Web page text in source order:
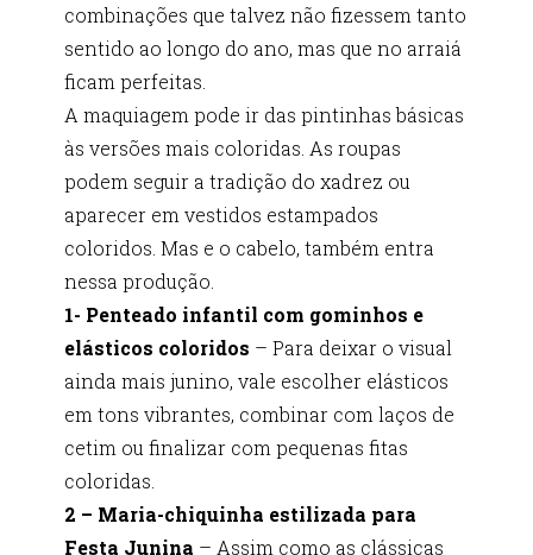
combinações que talvez não fizessem tanto
sentido ao longo do ano, mas que no arraiá
ficam perfeitas.
A maquiagem pode ir das pintinhas básicas
às versões mais coloridas. As roupas
podem seguir a tradição do xadrez ou
aparecer em vestidos estampados
coloridos. Mas e o cabelo, também entra
nessa produção.
1- Penteado infantil com gominhos e
elásticos coloridos – Para deixar o visual
ainda mais junino, vale escolher elásticos
em tons vibrantes, combinar com laços de
cetim ou finalizar com pequenas fitas
coloridas.
2 – Maria-chiquinha estilizada para
Festa Junina – Assim como as clássicas